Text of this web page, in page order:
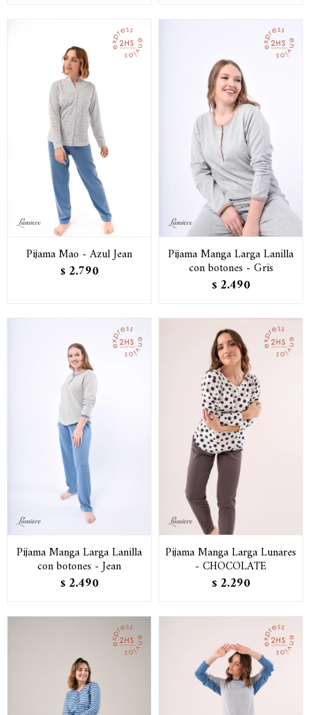
Pijama Mao - Azul Jean
$ 2.790
Pijama Manga Larga Lanilla
con botones - Gris
$ 2.490
Pijama Manga Larga Lanilla
con botones - Jean
$ 2.490
Pijama Manga Larga Lunares
- CHOCOLATE
$ 2.290